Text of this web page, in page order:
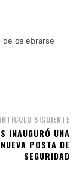
de celebrarse
SIGUIENTE
INAUGURÓ UNA
NUEVA POSTA DE
SEGURIDAD